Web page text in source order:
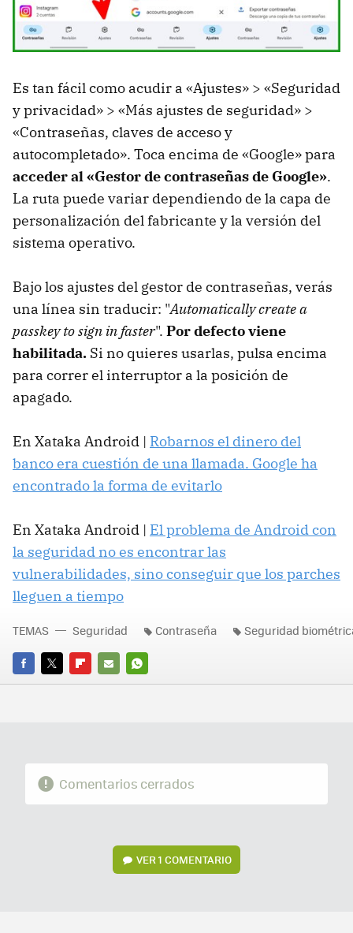
Es tan fácil como acudir a «Ajustes» > «Seguridad
y privacidad» > «Más ajustes de seguridad» >
«Contraseñas, claves de acceso y
autocompletado». Toca encima de «Google» para
acceder al «Gestor de contraseñas de Google».
La ruta puede variar dependiendo de la capa de
personalización del fabricante y la versión del
sistema operativo.
Bajo los ajustes del gestor de contraseñas, verás
una línea sin traducir: "Automatically create a
passkey to sign in faster". Por defecto viene
habilitada. Si no quieres usarlas, pulsa encima
para correr el interruptor a la posición de
apagado.
En Xataka Android | Robarnos el dinero del
banco era cuestión de una llamada. Google ha
encontrado la forma de evitarlo
En Xataka Android | El problema de Android con
la seguridad no es encontrar las
vulnerabilidades, sino conseguir que los parches
lleguen a tiempo
FACEBOOK
TWITTERFLIPBOARD
E-
WHATSAPP
TEMAS Seguridad Contraseña Seguridad
Comentarios cerrados
VER1 COMENTARIO